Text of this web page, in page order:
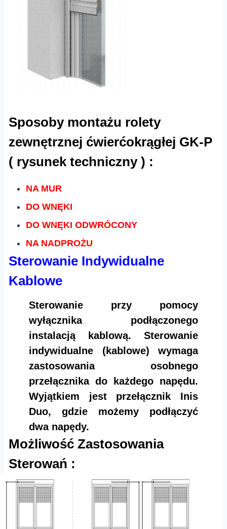
Sposoby montażu rolety
zewnętrznej ćwierćokrągłej GK-P
( rysunek techniczny ) :
NA MUR
DO WNĘKI
DO WNĘKI ODWRÓCONY
NA NADPROŻU
Sterowanie Indywidualne
Kablowe
Sterowanie przy pomocy
wyłącznika podłączonego
instalacją kablową. Sterowanie
indywidualne (kablowe) wymaga
zastosowania osobnego
przełącznika do każdego napędu.
Wyjątkiem jest przełącznik Inis
Duo, gdzie możemy podłączyć
dwa napędy.
Możliwość Zastosowania
Sterowań :